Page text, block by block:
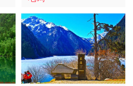
九寨沟旅游线路报价